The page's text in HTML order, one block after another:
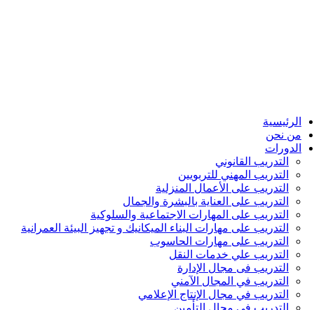
الرئيسية
من نحن
الدورات
التدريب القانوني
التدريب المهني للتربويين
التدريب على الأعمال المنزلية
التدريب على العناية بالبشرة والجمال
التدريب على المهارات الاجتماعية والسلوكية
التدريب على مهارات البناء الميكانيك و تجهيز البيئة العمرانية
التدريب على مهارات الحاسوب
التدريب علي خدمات النقل
التدريب فى مجال الإدارة
التدريب في المجال الآمني
التدريب في مجال الإنتاج الإعلامي